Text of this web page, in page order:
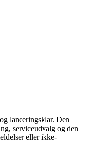
lanceringsklar. Den
serviceudvalg og den
eller ikke-